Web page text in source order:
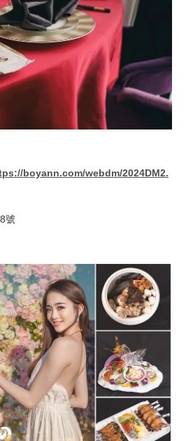
boyann.com/webdm/2024DM2.
號